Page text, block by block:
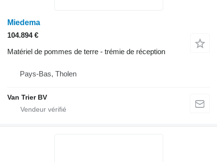
Miedema
104.894 €
Matériel de pommes de terre - trémie de réception
Pays-Bas, Tholen
Van Trier BV